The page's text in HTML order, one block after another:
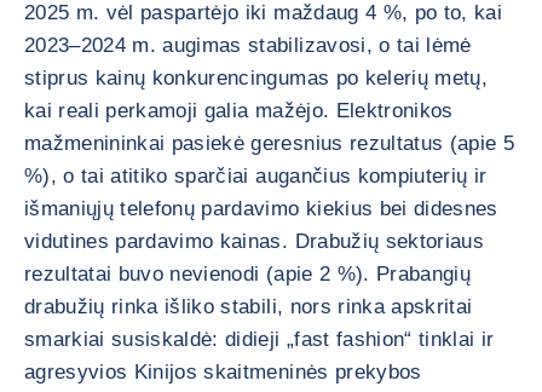
2025 m. vėl paspartėjo iki maždaug 4 %, po to, kai
2023–2024 m. augimas stabilizavosi, o tai lėmė
stiprus kainų konkurencingumas po kelerių metų,
kai reali perkamoji galia mažėjo. Elektronikos
mažmenininkai pasiekė geresnius rezultatus (apie 5
%), o tai atitiko sparčiai augančius kompiuterių ir
išmaniųjų telefonų pardavimo kiekius bei didesnes
vidutines pardavimo kainas. Drabužių sektoriaus
rezultatai buvo nevienodi (apie 2 %). Prabangių
drabužių rinka išliko stabili, nors rinka apskritai
smarkiai susiskaldė: didieji „fast fashion“ tinklai ir
agresyvios Kinijos skaitmeninės prekybos